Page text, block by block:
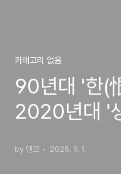
카테고리 없음
90년대 '한(
2020년대 '
by 덴므 2025. 9. 1.